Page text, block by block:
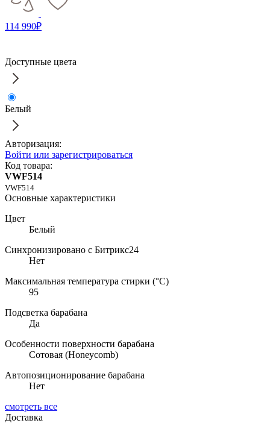
114 990₽
Доступные цвета
Белый
Авторизация:
Войти или зарегистрироваться
Код товара:
VWF514
VWF514
Основные характеристики
Цвет
Белый
Синхронизировано с Битрикс24
Нет
Максимальная температура стирки (°C)
95
Подсветка барабана
Да
Особенности поверхности барабана
Сотовая (Honeycomb)
Автопозиционирование барабана
Нет
смотреть все
Доставка